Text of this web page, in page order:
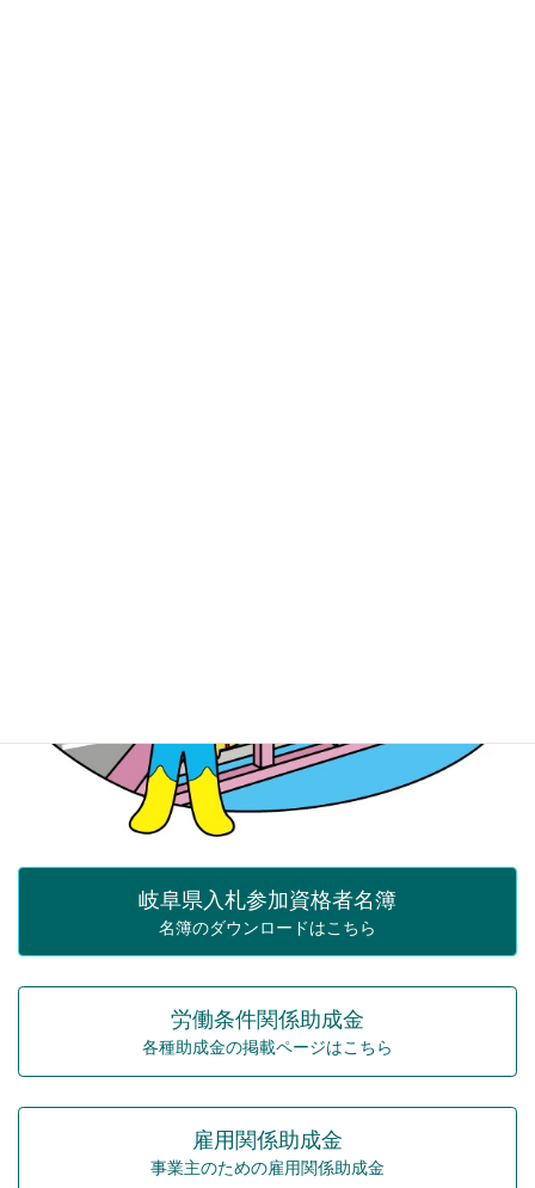
岐阜県入札参加資格者名簿
名簿のダウンロードはこちら
労働条件関係助成金
各種助成金の掲載ページはこちら
雇用関係助成金
事業主のための雇用関係助成金